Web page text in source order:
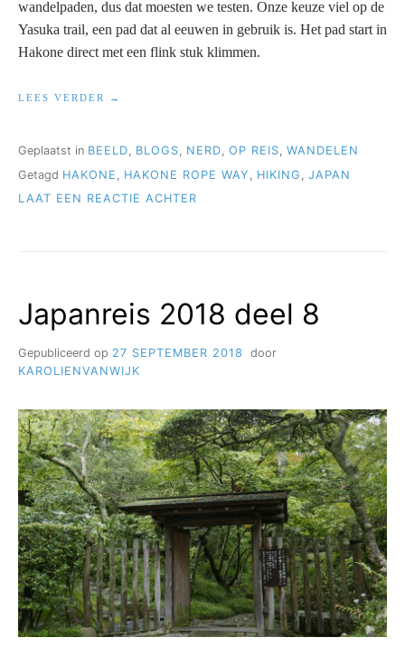
wandelpaden, dus dat moesten we testen. Onze keuze viel op de
Yasuka trail, een pad dat al eeuwen in gebruik is. Het pad start in
Hakone direct met een flink stuk klimmen.
LEES VERDER
“JAPANREIS
Geplaatst in BEELD, BLOGS, NERD, OP REIS, WANDELEN
Getagd HAKONE HAKONE ROPE WAY HIKING
JAPAN
LAAT EEN REACTIE ACHTER
Japanreis 2018 deel 8
Gepubliceerd op 27 SEPTEMBER 2018
door
KAROLIENVANWIJK